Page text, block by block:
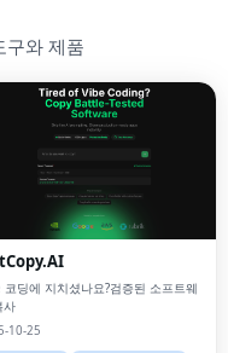
구와 제품
코딩에 지치셨나요?검증된 소프트웨
사
10-25